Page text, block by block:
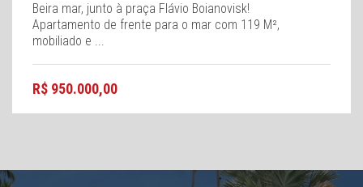
Beira mar, junto à praça Flávio Boianovisk!
Apartamento de frente para o mar com 119 M²,
mobiliado e ...
R$ 950.000,00